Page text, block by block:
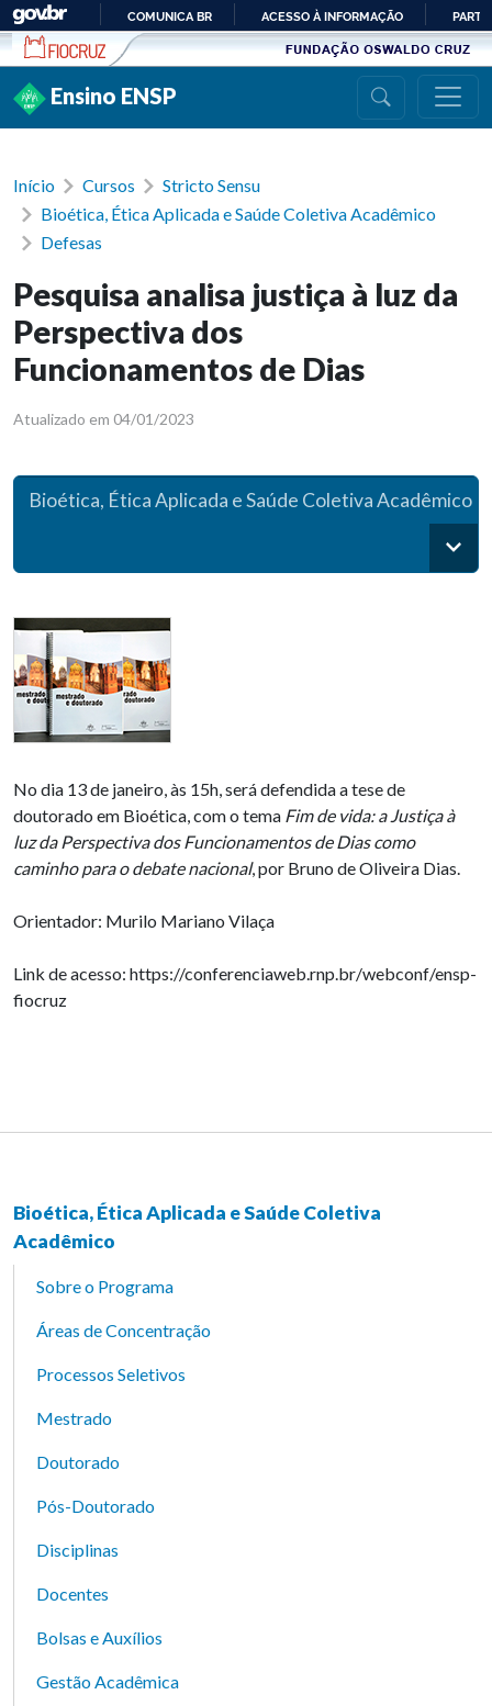
Ir para conteúdo
PARA
COMUNICA BR ACESSO À INFORMAÇÃO
Ensino ENSP
Início Cursos
Stricto Sensu
Bioética, Ética Aplicada e Saúde Coletiva Acadêmico
Defesas
Pesquisa analisa justiça à luz da
Perspectiva dos
Funcionamentos de Dias
Atualizado em 04/01/2023
Bioética, Ética Aplicada e Saúde Coletiva Acadêmico
No dia 13 de janeiro, às 15h, será defendida a tese de
doutorado em Bioética, com o tema Fim de vida: a Justiça à
luz da Perspectiva dos Funcionamentos de Dias como
caminho para o debate nacional, por Bruno de Oliveira Dias.
Orientador: Murilo Mariano Vilaça
Link de acesso: https://conferenciaweb.rnp.br/webconf/ensp-
fiocruz
Bioética, Ética Aplicada e Saúde Coletiva
Acadêmico
Sobre o Programa
Áreas de Concentração
Processos Seletivos
Mestrado
Doutorado
Pós-Doutorado
Disciplinas
Docentes
Bolsas e Auxílios
Gestão Acadêmica